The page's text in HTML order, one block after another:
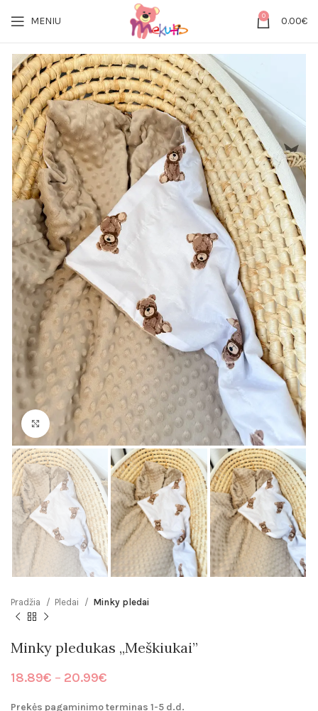
MENIU 0 0.00€
Click to enlarge
Pradžia Pledai Minky pledai
Minky pledukas „Meškiukai”
18.89€ – 20.99€
18.89€
Prekės pagaminimo terminas 1-5 d.d.